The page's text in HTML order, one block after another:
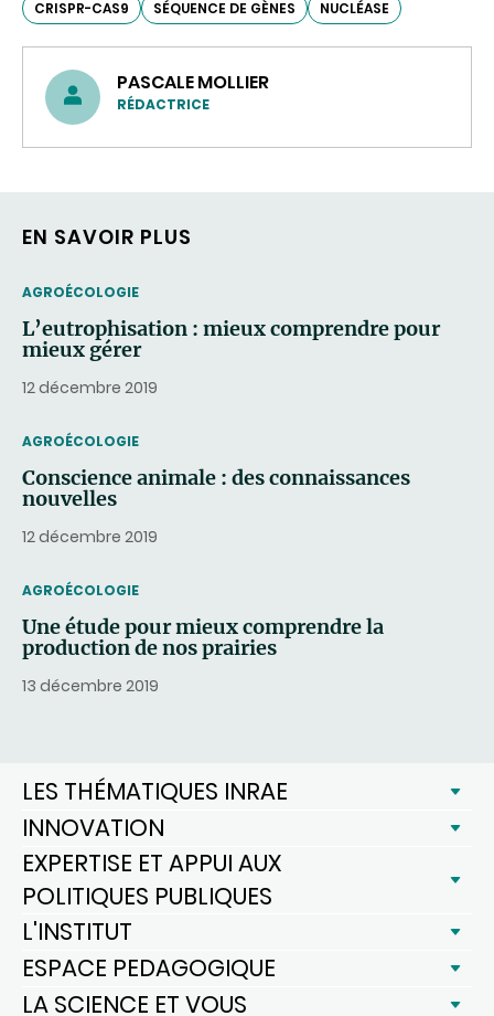
CRISPR-CAS9
SÉQUENCE DE GÈNES NUCLÉASE
PASCALE MOLLIER
RÉDACTRICE
EN SAVOIR PLUS
THEMATIC
AGROÉCOLOGIE
L’eutrophisation : mieux comprendre pour
mieux gérer
12 décembre 2019
THEMATIC
AGROÉCOLOGIE
Conscience animale : des connaissances
nouvelles
12 décembre 2019
THEMATIC
AGROÉCOLOGIE
Une étude pour mieux comprendre la
production de nos prairies
13 décembre 2019
LES THÉMATIQUES INRAE
INNOVATION
EXPERTISE ET APPUI AUX
POLITIQUES PUBLIQUES
L'INSTITUT
ESPACE PEDAGOGIQUE
LA SCIENCE ET VOUS